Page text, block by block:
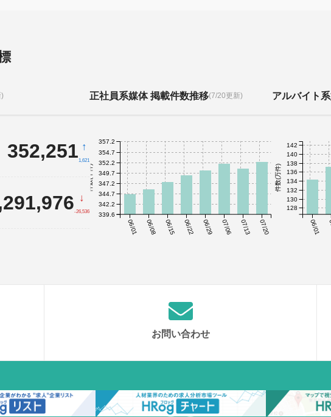
352,251 ↑
1,621
↓
-26,536
正社員系媒体 掲載件数推移(7/20更新)
06/01 06/08 06/15 06/22 06/29 07/06 07/13 07/20
件数(千件)
339.6
342.2
344.7
347.2
349.7
352.2
354.7
357.2
アルバイト
06/01
件数(万件)
128
130
132
134
136
138
140
142
お問い合わせ